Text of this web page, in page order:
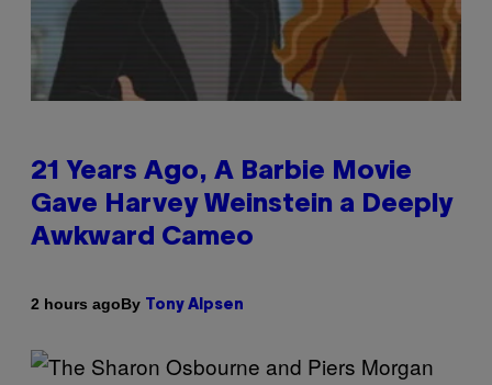
21 Years Ago, A Barbie Movie
Gave Harvey Weinstein a Deeply
Awkward Cameo
2 hours agoBy Tony Alpsen